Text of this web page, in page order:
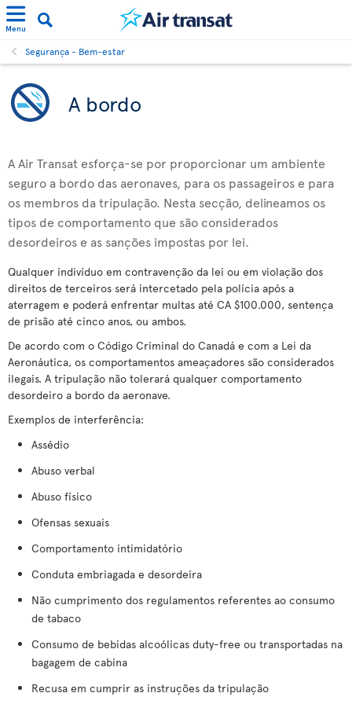
Menu
Segurança - Bem-estar
A bordo
A Air Transat esforça-se por proporcionar um ambiente
seguro a bordo das aeronaves, para os passageiros e para
os membros da tripulação. Nesta secção, delineamos os
tipos de comportamento que são considerados
desordeiros e as sanções impostas por lei.
Qualquer indivíduo em contravenção da lei ou em violação dos
direitos de terceiros será intercetado pela polícia após a
aterragem e poderá enfrentar multas até CA $100.000, sentença
de prisão até cinco anos, ou ambos.
De acordo com o Código Criminal do Canadá e com a Lei da
Aeronáutica, os comportamentos ameaçadores são considerados
ilegais. A tripulação não tolerará qualquer comportamento
desordeiro a bordo da aeronave.
Exemplos de interferência:
Assédio
Abuso verbal
Abuso físico
Ofensas sexuais
Comportamento intimidatório
Conduta embriagada e desordeira
Não cumprimento dos regulamentos referentes ao consumo
de tabaco
Consumo de bebidas alcoólicas duty-free ou transportadas na
bagagem de cabina
Recusa em cumprir as instruções da tripulação